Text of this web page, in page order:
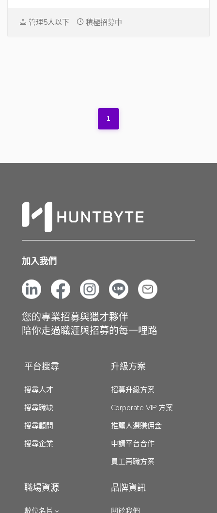
管理5人以下 積極招募中
1
加入我們
您的專業招募與獵才夥伴
陪你走過職涯與招募的每一哩路
平台搜尋
搜尋人才
搜尋職缺
搜尋顧問
搜尋企業
升級方案
招募升級方案
Corporate VIP 方案
推薦人選賺佣金
申請平台合作
員工再職方案
職場資源
數位名片
品牌資訊
關於我們